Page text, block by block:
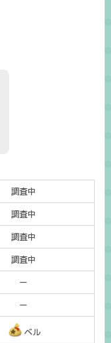
調査中
調査中
調査中
調査中
ー
ー
ベル